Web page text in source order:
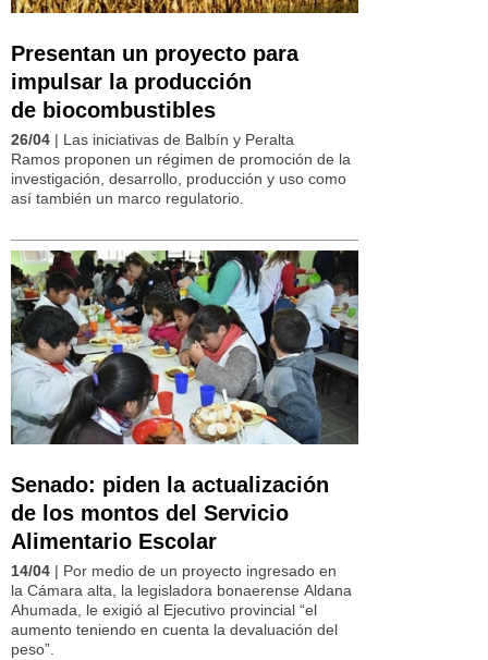
Presentan un proyecto para
impulsar la producción
de biocombustibles
26/04 | Las iniciativas de Balbín y Peralta
Ramos proponen un régimen de promoción de la
investigación, desarrollo, producción y uso como
así también un marco regulatorio.
Senado: piden la actualización
de los montos del Servicio
Alimentario Escolar
14/04 | Por medio de un proyecto ingresado en
la Cámara alta, la legisladora bonaerense Aldana
Ahumada, le exigió al Ejecutivo provincial “el
aumento teniendo en cuenta la devaluación del
peso”.